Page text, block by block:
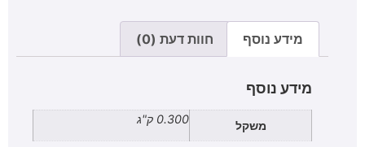
מידע נוסף חוות דעת (0)
מידע נוסף
משקל 0.300 ק"ג